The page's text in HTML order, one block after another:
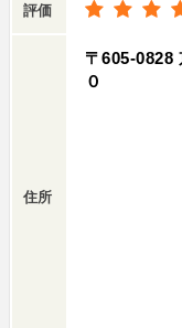
評価
住所
〒605-0828
０